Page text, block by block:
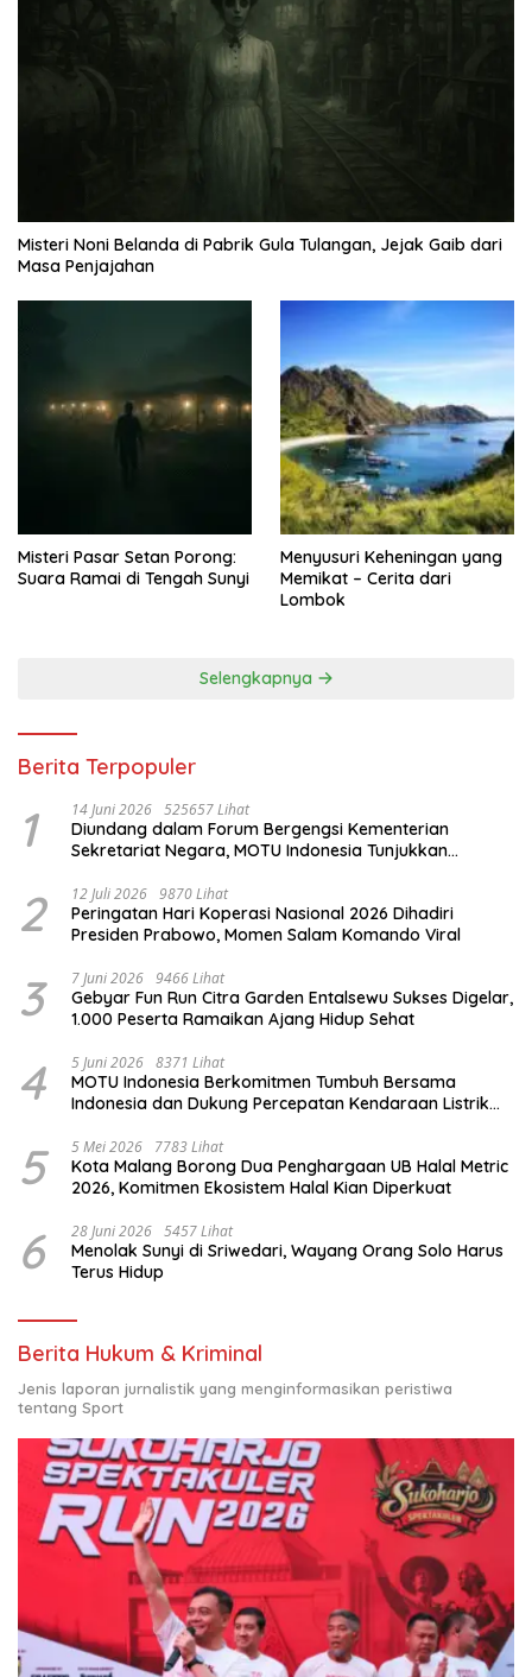
Misteri Noni Belanda di Pabrik Gula Tulangan, Jejak Gaib dari
Masa Penjajahan
Misteri Pasar Setan Porong:
Suara Ramai di Tengah Sunyi
Menyusuri Keheningan yang
Memikat – Cerita dari
Lombok
Selengkapnya
Berita Terpopuler
1 14 Juni 2026 525657 Lihat
Diundang dalam Forum Bergengsi Kementerian
Sekretariat Negara, MOTU Indonesia Tunjukkan
2 12 Juli 2026 9870 Lihat
Peringatan Hari Koperasi Nasional 2026 Dihadiri
Presiden Prabowo, Momen Salam Komando Viral
3 7 Juni 2026 9466 Lihat
Gebyar Fun Run Citra Garden Entalsewu Sukses Digelar,
1.000 Peserta Ramaikan Ajang Hidup Sehat
4 5 Juni 2026 8371 Lihat
MOTU Indonesia Berkomitmen Tumbuh Bersama
Indonesia dan Dukung Percepatan Kendaraan Listrik
5 5 Mei 2026 7783 Lihat
Kota Malang Borong Dua Penghargaan UB Halal Metric
2026, Komitmen Ekosistem Halal Kian Diperkuat
6 28 Juni 2026 5457 Lihat
Menolak Sunyi di Sriwedari, Wayang Orang Solo Harus
Terus Hidup
Berita Hukum & Kriminal
Jenis laporan jurnalistik yang menginformasikan peristiwa
tentang Sport